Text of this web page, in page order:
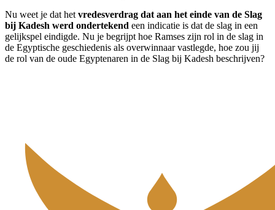
Nu weet je dat het vredesverdrag dat aan het einde van de Slag
bij Kadesh werd ondertekend een indicatie is dat de slag in een
gelijkspel eindigde. Nu je begrijpt hoe Ramses zijn rol in de slag in
de Egyptische geschiedenis als overwinnaar vastlegde, hoe zou jij
de rol van de oude Egyptenaren in de Slag bij Kadesh beschrijven?